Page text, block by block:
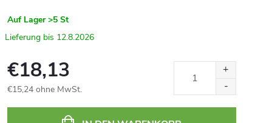
Auf Lager >5 St
12.8.2026
€18,13
€15,24 ohne MwSt.